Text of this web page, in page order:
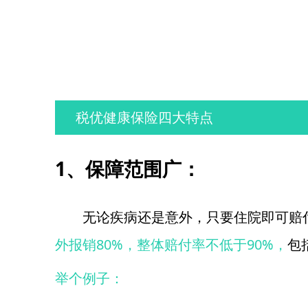
税优健康保险四大特点
1、保障范围广：
无论疾病还是意外，只要住院即可
外报销80%，整体赔付率不低于90%， 包
举个例子：